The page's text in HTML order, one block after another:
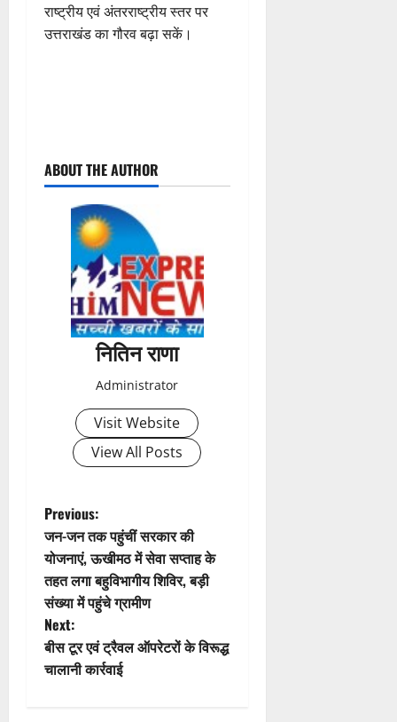
राष्ट्रीय एवं अंतरराष्ट्रीय स्तर पर
उत्तराखंड का गौरव बढ़ा सकें।
o
t
i
o
n
ABOUT THE AUTHOR
नितिन राणा
Administrator
Visit Website
View All Posts
P
o
s
t
n
Previous:
जन-जन तक पहुंचीं सरकार की
योजनाएं, ऊखीमठ में सेवा सप्ताह के
तहत लगा बहुविभागीय शिविर, बड़ी
संख्या में पहुंचे ग्रामीण
Next:
बीस टूर एवं ट्रैवल ऑपरेटरों के विरूद्ध
चालानी कार्रवाई